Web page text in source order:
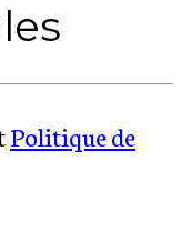
Politique de